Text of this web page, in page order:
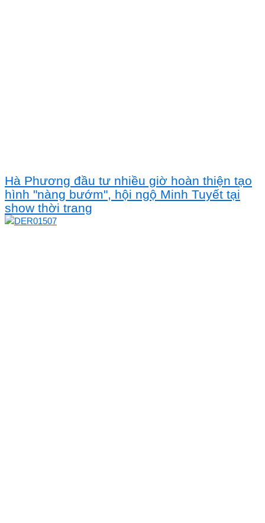
Hà Phương đầu tư nhiều giờ hoàn thiện tạo
hình "nàng bướm", hội ngộ Minh Tuyết tại
show thời trang